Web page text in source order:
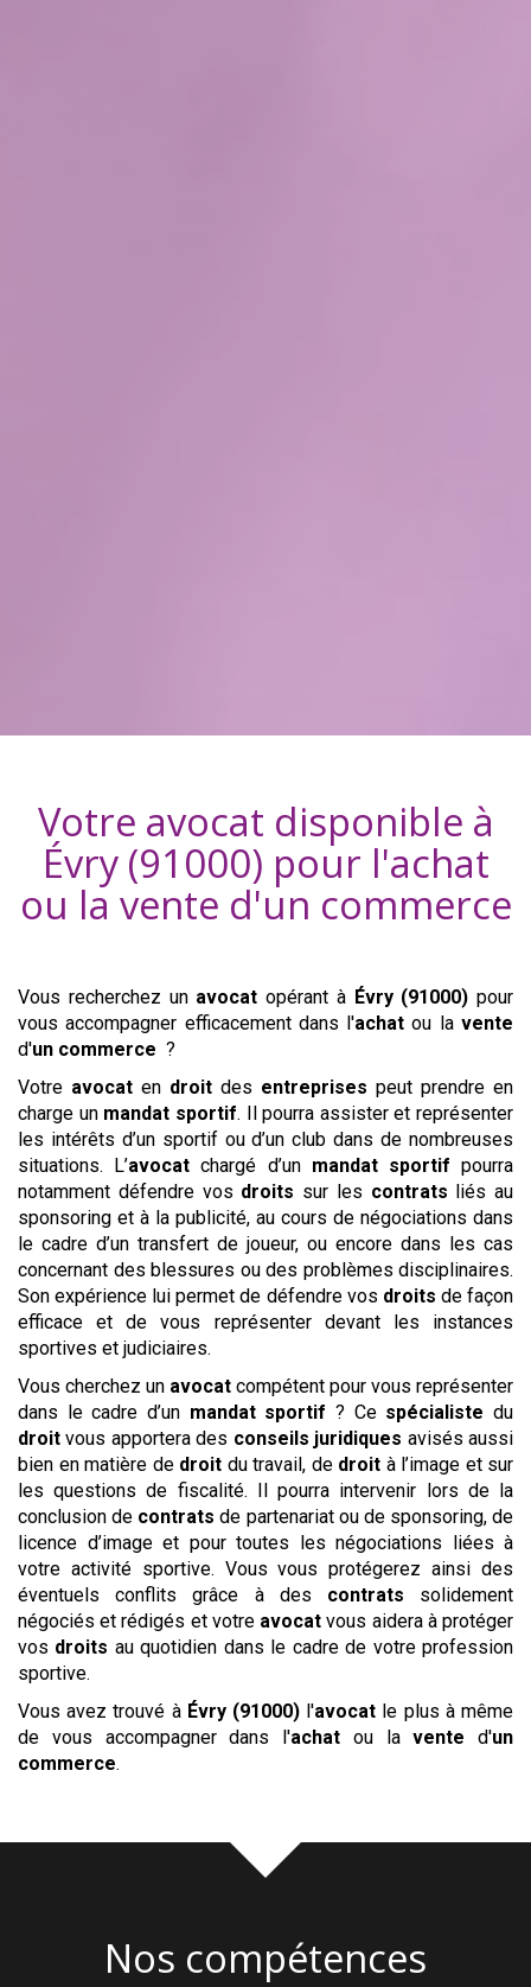
Votre avocat disponible à
Évry (91000) pour l'achat
ou la vente d'un commerce
Vous recherchez un avocat opérant à Évry (91000) pour
vous accompagner efficacement dans l'achat ou lavente
d'un commerce ?
Votre avocat en droit des entreprises peut prendre en
charge un mandat sportif. Il pourra assister et représenter
les intérêts d’un sportif ou d’un club dans de nombreuses
situations. L’avocat chargé d’un mandat sportif pourra
notamment défendre vos droits sur les contrats liés au
sponsoring et à la publicité, au cours de négociations dans
le cadre d’un transfert de joueur, ou encore dans les cas
concernant des blessures ou des problèmes disciplinaires.
Son expérience lui permet de défendre vos droits de façon
efficace et de vous représenter devant les instances
sportives et judiciaires.
Vous cherchez un avocat compétent pour vous représenter
dans le cadre d’un mandat sportif ? Ce spécialiste du
droit vous apportera des conseils juridiques avisés aussi
bien en matière de droit du travail, de droit à l’image et sur
les questions de fiscalité. Il pourra intervenir lors de la
conclusion de contrats de partenariat ou de sponsoring, de
licence d’image et pour toutes les négociations liées à
votre activité sportive. Vous vous protégerez ainsi des
éventuels conflits grâce à des contrats solidement
négociés et rédigés et votre avocat vous aidera à protéger
vos droits au quotidien dans le cadre de votre profession
sportive.
Vous avez trouvé à Évry (91000) l'avocat le plus à même
de vous accompagner dans l'achat ou lavente d'un
commerce.
Nos compétences